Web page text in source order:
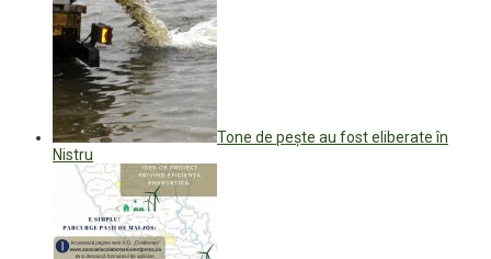
Tone de pește au fost eliberate în
Nistru